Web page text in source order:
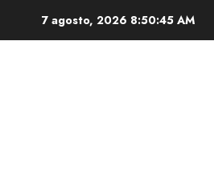
7 agosto, 2026 8:50:45 AM